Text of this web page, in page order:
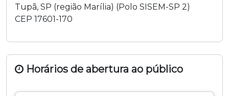
Tupã, SP (região Marília) (Polo SISEM-SP 2)
CEP 17601-170
Horários de abertura ao público